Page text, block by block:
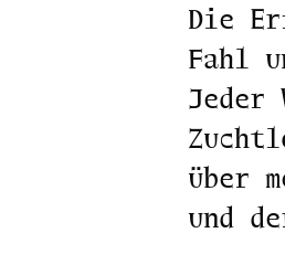
Die
Fahl
Jeder
über
und